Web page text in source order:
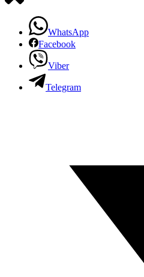
WhatsApp
Facebook
Viber
Telegram